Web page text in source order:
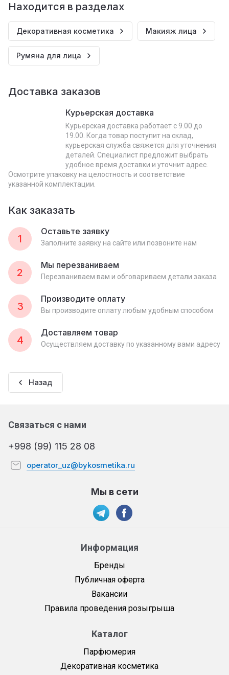
Находится в разделах
Декоративная косметика Макияж лица
Румяна для лица
Доставка заказов
Курьерская доставка
Курьерская доставка работает с 9.00 до
19.00. Когда товар поступит на склад,
курьерская служба свяжется для уточнения
деталей. Специалист предложит выбрать
удобное время доставки и уточнит адрес.
Осмотрите упаковку на целостность и соответствие
указанной комплектации.
Как заказать
1
Оставьте заявку
Заполните заявку на сайте или позвоните нам
2
Мы перезваниваем
Перезваниваем вам и обговариваем детали заказа
3
Производите оплату
Вы производите оплату любым удобным способом
4
Доставляем товар
Осуществляем доставку по указанному вами адресу
Назад
Информация
Бренды
Публичная оферта
Вакансии
Правила проведения розыгрыша
Каталог
Парфюмерия
Декоративная косметика
Связаться с нами
+998 (99) 115 28 08
operator_uz@bykosmetika.ru
Мы в сети